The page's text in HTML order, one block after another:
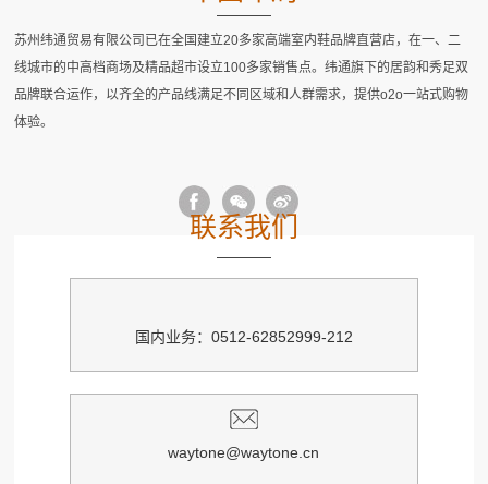
苏州纬通贸易有限公司已在全国建立20多家高端室内鞋品牌直营店，在一、二
线城市的中高档商场及精品超市设立100多家销售点。纬通旗下的居韵和秀足双
品牌联合运作，以齐全的产品线满足不同区域和人群需求，提供o2o一站式购物
体验。
联系我们
国内业务：0512-62852999-212
waytone@waytone.cn